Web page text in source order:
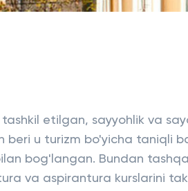
tashkil etilgan, sayyohlik va
beri u turizm bo'yicha taniqli
bog'langan. Bundan
va aspirantura kurslarini